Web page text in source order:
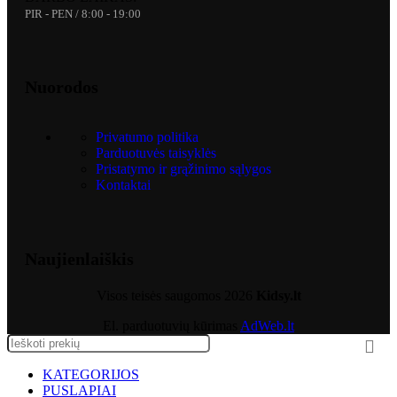
PIR - PEN / 8:00 - 19:00
Privatumo politika
Parduotuvės taisyklės
Pristatymo ir grąžinimo sąlygos
Kontaktai
AdWeb.lt
KATEGORIJOS
PUSLAPIAI